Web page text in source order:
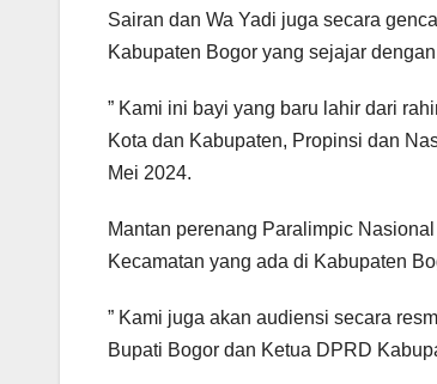
Sairan dan Wa Yadi juga secara
Kabupaten Bogor yang sejajar
” Kami ini bayi yang baru lahir dari
Kota dan Kabupaten, Propinsi dan
Mei 2024.
Mantan perenang Paralimpic
Kecamatan yang ada di Kabupaten
” Kami juga akan audiensi secara
Bupati Bogor dan Ketua DPRD